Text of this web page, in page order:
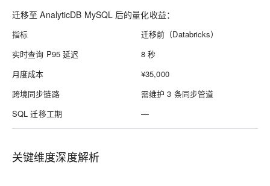
迁移至 AnalyticDB MySQL 后的量化收益：
指标
迁移前（Databricks）
实时查询 P95 延迟
8 秒
月度成本
¥35,000
跨境同步链路
需维护 3 条同步管道
SQL 迁移工期
—
关键维度深度解析